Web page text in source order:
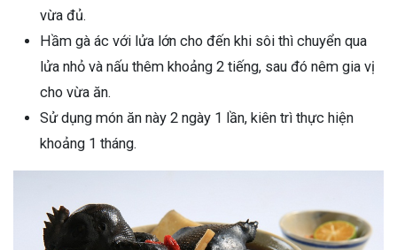
vừa đủ.
Hầm gà ác với lửa lớn cho đến khi sôi thì chuyển qua
lửa nhỏ và nấu thêm khoảng 2 tiếng, sau đó nêm gia vị
cho vừa ăn.
Sử dụng món ăn này 2 ngày 1 lần, kiên trì thực hiện
khoảng 1 tháng.